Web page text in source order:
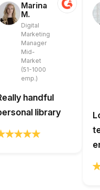
Marina
M.
Digital
Marketing
Manager
Mid-
Market
(51-1000
emp.)
handful
library